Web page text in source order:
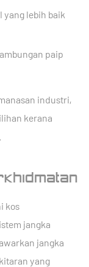
yang lebih baik
paip
industri,
kerana
kos
jangka
jangka
yang